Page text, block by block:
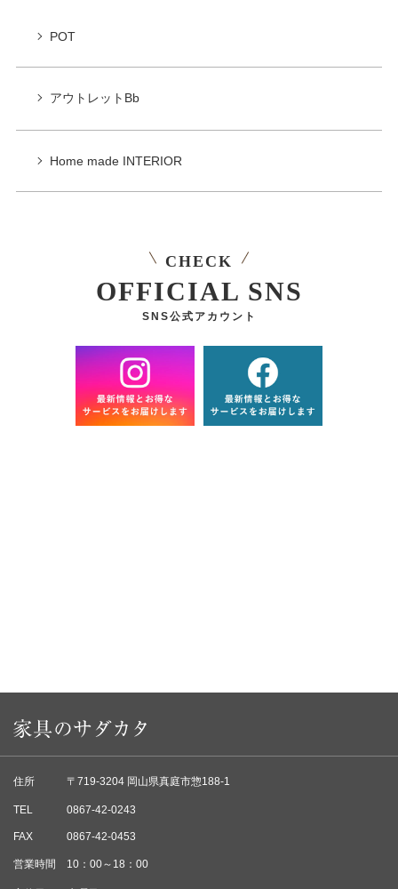
POT
アウトレットBb
Home made INTERIOR
CHECK
OFFICIAL SNS
SNS公式アカウント
住所 〒719-3204 岡山県真庭市惣188-1
TEL 0867-42-0243
FAX 0867-42-0453
営業時間 10：00～18：00